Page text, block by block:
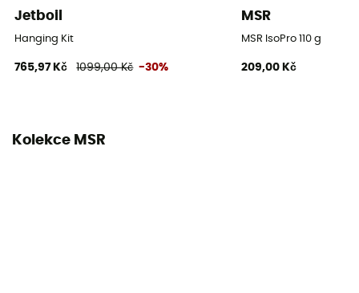
Jetboil
Hanging Kit
765,97 Kč 1099,00 Kč -30%
MSR
MSR IsoPro 110 g
209,00 Kč
Kolekce MSR